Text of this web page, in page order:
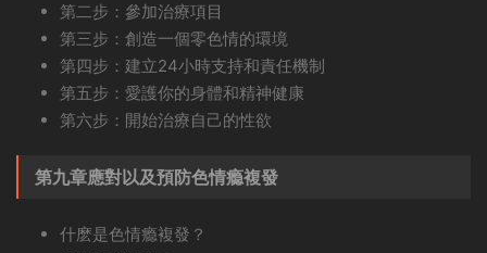
第二步：參加治療項目
第三步：創造一個零色情的環境
第四步：建立24小時支持和責任機制
第五步：愛護你的身體和精神健康
第六步：開始治療自己的性欲
第九章應對以及預防色情瘾複發
什麽是色情瘾複發？